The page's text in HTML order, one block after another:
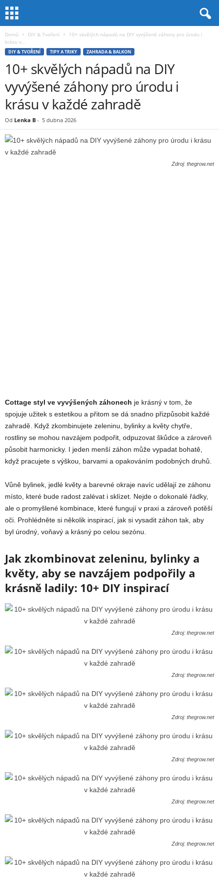
Domů DIY & Tvoření
10+ skvělých nápadů na DIY vyvýšené záhony pro úrodu i
krásu v...
DIY & TVOŘENÍ TIPY A TRIKY ZAHRADA & BALKON
10+ skvělých nápadů na DIY
vyvýšené záhony pro úrodu i
krásu v každé zahradě
Od Lenka B - 5 dubna 2026
Zdroj: thegrow.net
Cottage styl ve vyvýšených záhonech je krásný v tom, že
spojuje užitek s estetikou a přitom se dá snadno přizpůsobit každé
zahradě. Když zkombinujete zeleninu, bylinky a květy chytře,
rostliny se mohou navzájem podpořit, odpuzovat škůdce a zároveň
působit harmonicky. I jeden menší záhon může vypadat bohatě,
když pracujete s výškou, barvami a opakováním podobných druhů.
Vůně bylinek, jedlé květy a barevné okraje navíc udělají ze záhonu
místo, které bude radost zalévat i sklízet. Nejde o dokonalé řádky,
ale o promyšlené kombinace, které fungují v praxi a zároveň potěší
oči. Prohlédněte si několik inspirací, jak si vysadit záhon tak, aby
byl úrodný, voňavý a krásný po celou sezónu.
Jak zkombinovat zeleninu, bylinky a
květy, aby se navzájem podpořily a
krásně ladily: 10+ DIY inspirací
Zdroj: thegrow.net
Zdroj: thegrow.net
Zdroj: thegrow.net
Zdroj: thegrow.net
Zdroj: thegrow.net
Zdroj: thegrow.net